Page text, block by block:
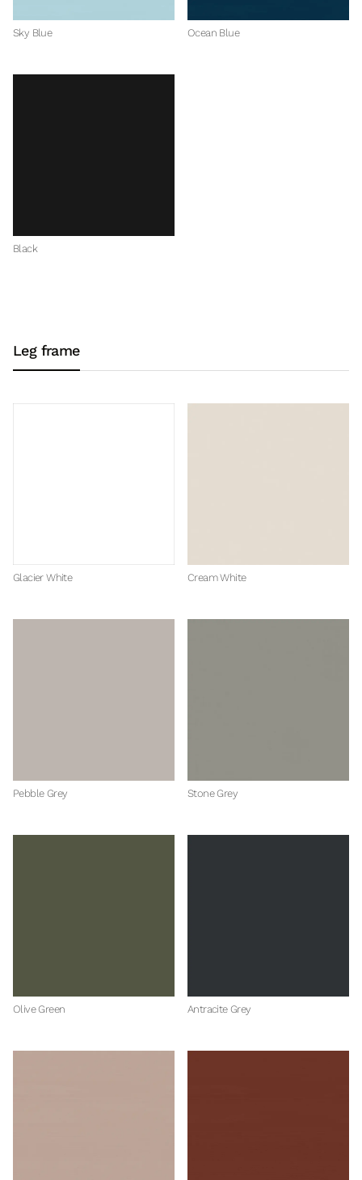
Sky Blue Ocean Blue
Black
Leg frame
Glacier White Cream White
Pebble Grey Stone Grey
Olive Green Antracite Grey